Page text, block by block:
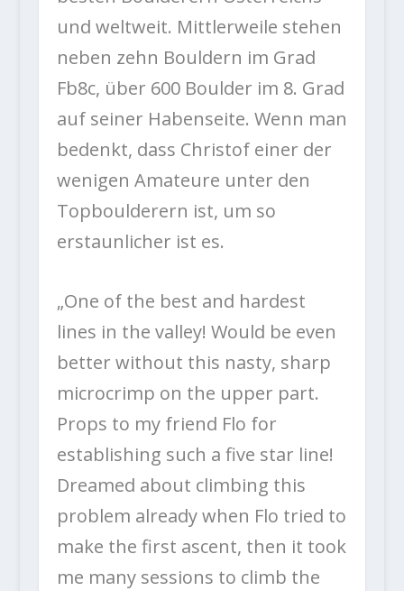
und weltweit. Mittlerweile stehen
neben zehn Bouldern im Grad
Fb8c, über 600 Boulder im 8. Grad
auf seiner Habenseite. Wenn man
bedenkt, dass Christof einer der
wenigen Amateure unter den
Topboulderern ist, um so
erstaunlicher ist es.
„One of the best and hardest
lines in the valley! Would be even
better without this nasty, sharp
microcrimp on the upper part.
Props to my friend Flo for
establishing such a five star line!
Dreamed about climbing this
problem already when Flo tried to
make the first ascent, then it took
me many sessions to climb the